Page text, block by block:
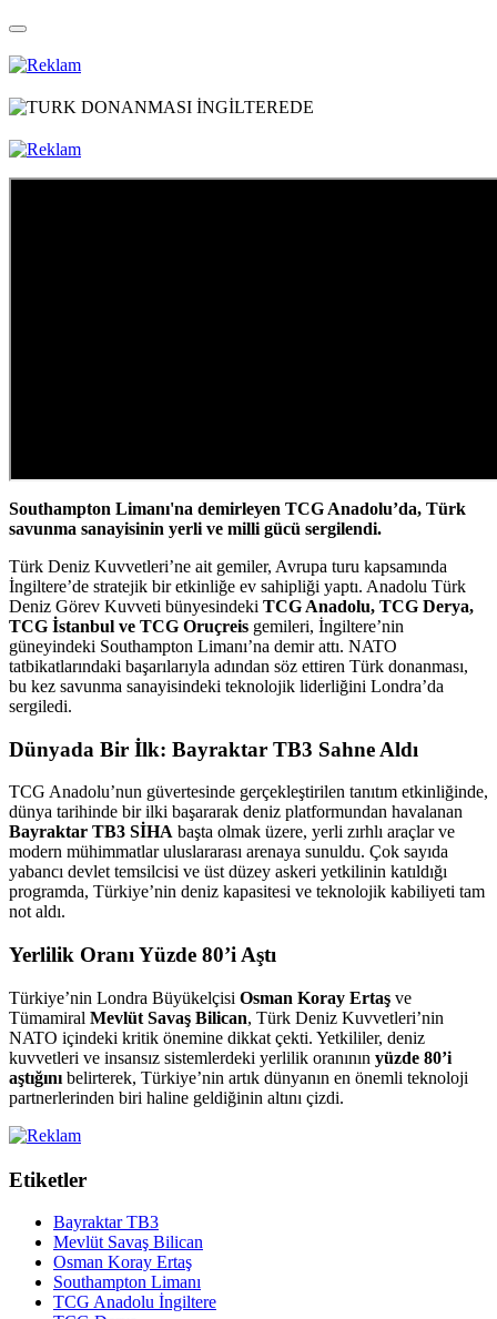
Southampton Limanı'na demirleyen TCG Anadolu’da, Türk
savunma sanayisinin yerli ve milli gücü sergilendi.
Türk Deniz Kuvvetleri’ne ait gemiler, Avrupa turu kapsamında
İngiltere’de stratejik bir etkinliğe ev sahipliği yaptı. Anadolu Türk
Deniz Görev Kuvveti bünyesindeki TCG Anadolu, TCG Derya,
TCG İstanbul ve TCG Oruçreis gemileri, İngiltere’nin
güneyindeki Southampton Limanı’na demir attı. NATO
tatbikatlarındaki başarılarıyla adından söz ettiren Türk donanması,
bu kez savunma sanayisindeki teknolojik liderliğini Londra’da
sergiledi.
Dünyada Bir İlk: Bayraktar TB3 Sahne Aldı
TCG Anadolu’nun güvertesinde gerçekleştirilen tanıtım etkinliğinde,
dünya tarihinde bir ilki başararak deniz platformundan havalanan
Bayraktar TB3 SİHA başta olmak üzere, yerli zırhlı araçlar ve
modern mühimmatlar uluslararası arenaya sunuldu. Çok sayıda
yabancı devlet temsilcisi ve üst düzey askeri yetkilinin katıldığı
programda, Türkiye’nin deniz kapasitesi ve teknolojik kabiliyeti tam
not aldı.
Yerlilik Oranı Yüzde 80’i Aştı
Türkiye’nin Londra Büyükelçisi Osman Koray Ertaş ve
Tümamiral Mevlüt Savaş Bilican, Türk Deniz Kuvvetleri’nin
NATO içindeki kritik önemine dikkat çekti. Yetkililer, deniz
kuvvetleri ve insansız sistemlerdeki yerlilik oranının yüzde 80’i
aştığını belirterek, Türkiye’nin artık dünyanın en önemli teknoloji
partnerlerinden biri haline geldiğinin altını çizdi.
Etiketler
Bayraktar TB3
Mevlüt Savaş Bilican
Osman Koray Ertaş
Southampton Limanı
TCG Anadolu İngiltere